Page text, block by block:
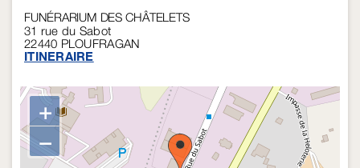
FUNÉRARIUM DES CHÂTELETS
31 rue du Sabot
22440 PLOUFRAGAN
ITINERAIRE
+
−